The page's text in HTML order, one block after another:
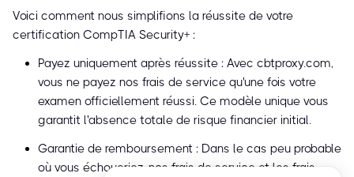
Voici comment nous simplifions la réussite de votre
certification CompTIA Security+ :
Payez uniquement après réussite : Avec cbtproxy.com,
vous ne payez nos frais de service qu'une fois votre
examen officiellement réussi. Ce modèle unique vous
garantit l'absence totale de risque financier initial.
Garantie de remboursement : Dans le cas peu probable
où vous échoueriez, nos frais de service et les frais